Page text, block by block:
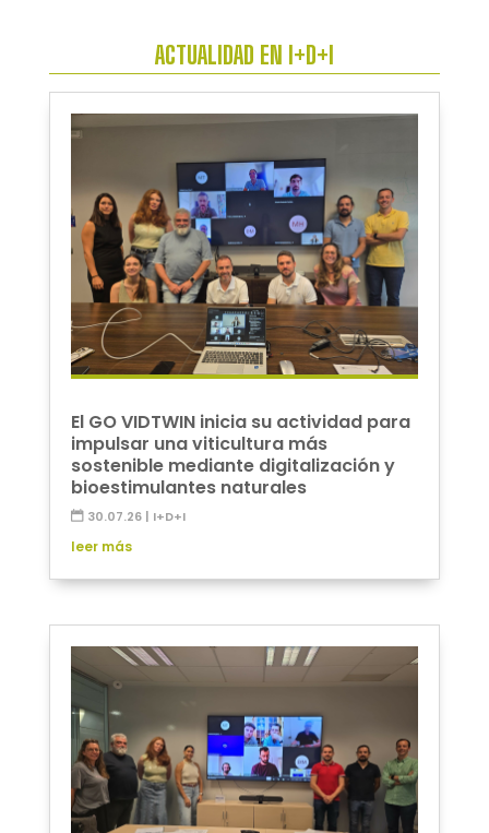
ACTUALIDAD EN I+D+I
El GO VIDTWIN inicia su actividad para
impulsar una viticultura más
sostenible mediante digitalización y
bioestimulantes naturales
30.07.26| I+D+I
leer más